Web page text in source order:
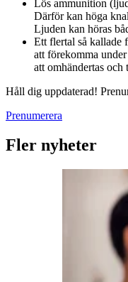
Lös ammunition
Därför kan höga
Ljuden kan höras
Ett flertal så kallade
att förekomma
att omhändertas och
Håll dig uppdaterad!
Prenumerera
Fler nyheter